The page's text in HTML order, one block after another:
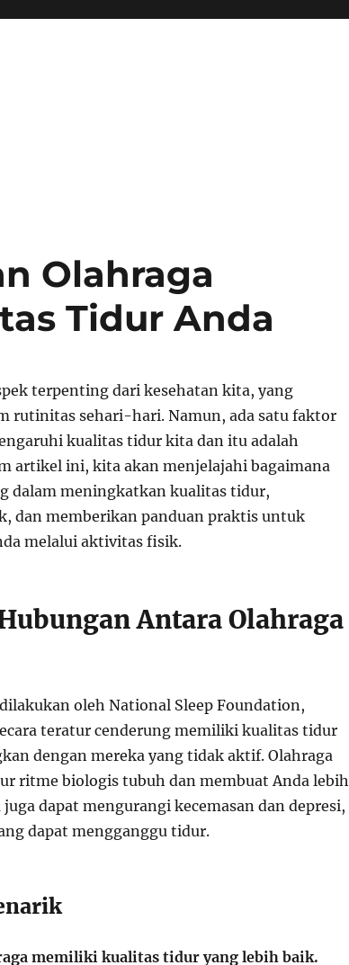
Olahraga
Tidur Anda
terpenting dari kesehatan kita, yang
rutinitas sehari-hari. Namun, ada satu faktor
kualitas tidur kita dan itu adalah
artikel ini, kita akan menjelajahi bagaimana
dalam meningkatkan kualitas tidur,
dan memberikan panduan praktis untuk
melalui aktivitas fisik.
Antara Olahraga
oleh National Sleep Foundation,
teratur cenderung memiliki kualitas tidur
dengan mereka yang tidak aktif. Olahraga
ritme biologis tubuh dan membuat Anda lebih
dapat mengurangi kecemasan dan depresi,
dapat mengganggu tidur.
memiliki kualitas tidur yang lebih baik.